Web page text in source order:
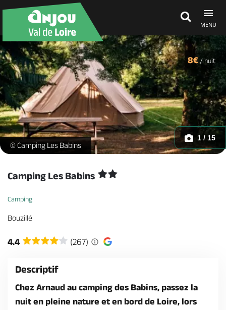
MENU
Découvrir
À voir, à faire
Agenda
Séjours, cadeaux
Brochures & Cartes Offices de tourisme Comment venir ? Ecrivez-nous
tente-camping-babins-bouzille-oda-anjou-nantes-angers -
© Camping Les Babins
1 / 15
8€ / nuit
Camping Les Babins
Camping
Bouzillé
4.4 (267)
Descriptif
Chez Arnaud au camping des Babins, passez la
nuit en pleine nature et en bord de Loire, lors